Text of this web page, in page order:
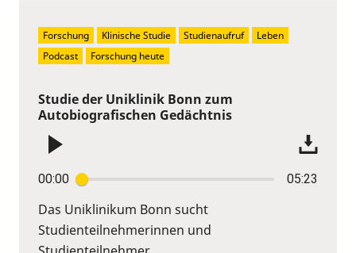
Studie der Uniklinik Bonn zum
Autobiografischen Gedächtnis
00:00 05:23
Das Uniklinikum Bonn sucht
Studienteilnehmerinnen und
Forschung Klinische Studie Studienaufruf
Leben
Podcast
Forschung heute